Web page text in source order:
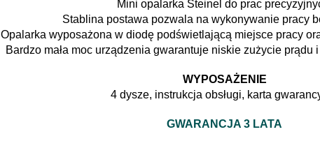
Mini opalarka Steinel do prac
Stablina postawa pozwala na wykonywanie pracy
Opalarka wyposażona w diodę podświetlającą miejsce pracy
Bardzo mała moc urządzenia gwarantuje niskie zużycie prądu
WYPOSAŻENIE
4 dysze, instrukcja obsługi, karta
GWARANCJA 3 LATA